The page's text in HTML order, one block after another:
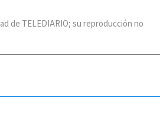
de TELEDIARIO; su reproducción no